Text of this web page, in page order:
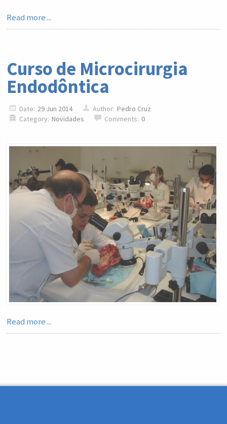
Read more ...
Curso de Microcirurgia
Endodôntica
Date: 29 Jun 2014 Author: Pedro Cruz
Category: Novidades Comments: 0
Read more ...